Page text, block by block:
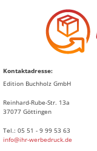
Kontaktadresse:
Edition Buchholz GmbH
Reinhard-Rube-Str. 13a
37077 Göttingen
Tel.: 05 51 - 9 99 53 63
info@ihr-werbedruck.de